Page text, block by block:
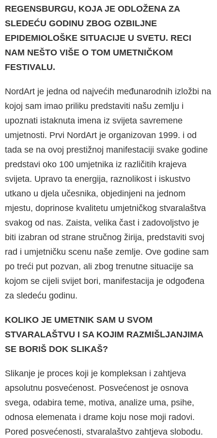
RE­GENSBURGU, KOJA JE ODLOŽENA ZA
SLEDEĆU GO­DINU ZBOG OZBILJNE
EPIDEMIOLOŠKE SITUACIJE U SVETU. RECI
NAM NEŠTO VIŠE O TOM UMETNIČKOM
FESTIVALU.
NordArt je jedna od najvećih međunarodnih izložbi na
kojoj sam imao priliku predstaviti našu zemlju i
upoznati istaknuta imena iz svijeta sa­vremene
umjetnosti. Prvi NordArt je organizovan 1999. i od
tada se na ovoj prestižnoj manifesta­ciji svake godine
predstavi oko 100 umjetnika iz različitih krajeva
svijeta. Upravo ta energija, raznolikost i iskustvo
utkano u djela učesnika, objedinjeni na jednom
mjestu, doprinose kvali­tetu umjetničkog stvaralaštva
svakog od nas. Zaista, velika čast i zadovoljstvo je
biti izabran od strane stručnog žirija, predstaviti svoj
rad i umjetničku scenu naše zemlje. Ove godine sam
po treći put pozvan, ali zbog trenutne situacije sa
kojom se cijeli svijet bori, manifestacija je odgo­đena
za sledeću godinu.
KOLIKO JE UMETNIK SAM U SVOM
STVARALAŠTVU I SA KOJIM RAZMIŠLJANJIMA
SE BORIŠ DOK SLIKAŠ?
Slikanje je proces koji je kompleksan i zahtjeva
apsolutnu posvećenost. Posvećenost je osnova
svega, odabira teme, motiva, analize uma, psihe,
odnosa elemenata i drame koju nose moji ra­dovi.
Pored posvećenosti, stvaralaštvo zahtjeva slobodu.